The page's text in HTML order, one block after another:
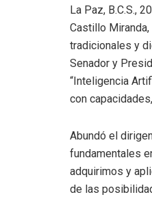
La Paz, B.C.S.,
Castillo
tradicionales y
Senador y
“Inteligencia
con
Abundó el
fundamentales
adquirimos y
de las